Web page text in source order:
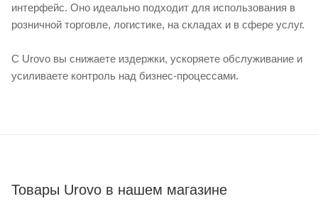
интерфейс. Оно идеально подходит для использования в
розничной торговле, логистике, на складах и в сфере услуг.
С Urovo вы снижаете издержки, ускоряете обслуживание и
усиливаете контроль над бизнес-процессами.
Товары Urovo в нашем магазине